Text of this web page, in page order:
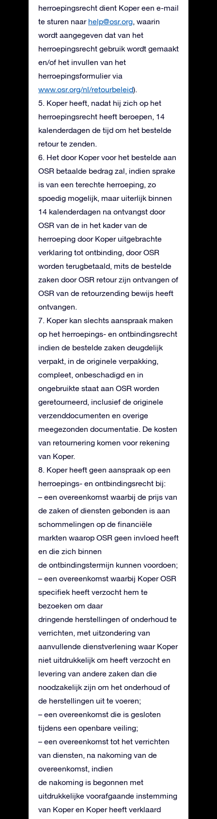
herroepingsrecht dient Koper een e-mail
te sturen naar help@osr.org, waarin
wordt aangegeven dat van het
herroepingsrecht gebruik wordt gemaakt
en/of het invullen van het
herroepingsformulier via
www.osr.org/nl/retourbeleid).
5. Koper heeft, nadat hij zich op het
herroepingsrecht heeft beroepen, 14
kalenderdagen de tijd om het bestelde
retour te zenden.
6. Het door Koper voor het bestelde aan
OSR betaalde bedrag zal, indien sprake
is van een terechte herroeping, zo
spoedig mogelijk, maar uiterlijk binnen
14 kalenderdagen na ontvangst door
OSR van de in het kader van de
herroeping door Koper uitgebrachte
verklaring tot ontbinding, door OSR
worden terugbetaald, mits de bestelde
zaken door OSR retour zijn ontvangen of
OSR van de retourzending bewijs heeft
ontvangen.
7. Koper kan slechts aanspraak maken
op het herroepings- en ontbindingsrecht
indien de bestelde zaken deugdelijk
verpakt, in de originele verpakking,
compleet, onbeschadigd en in
ongebruikte staat aan OSR worden
geretourneerd, inclusief de originele
verzenddocumenten en overige
meegezonden documentatie. De kosten
van retournering komen voor rekening
van Koper.
8. Koper heeft geen aanspraak op een
herroepings- en ontbindingsrecht bij:
– een overeenkomst waarbij de prijs van
de zaken of diensten gebonden is aan
schommelingen op de financiële
markten waarop OSR geen invloed heeft
en die zich binnen
de ontbindingstermijn kunnen voordoen;
– een overeenkomst waarbij Koper OSR
specifiek heeft verzocht hem te
bezoeken om daar
dringende herstellingen of onderhoud te
verrichten, met uitzondering van
aanvullende dienstverlening waar Koper
niet uitdrukkelijk om heeft verzocht en
levering van andere zaken dan die
noodzakelijk zijn om het onderhoud of
de herstellingen uit te voeren;
– een overeenkomst die is gesloten
tijdens een openbare veiling;
– een overeenkomst tot het verrichten
van diensten, na nakoming van de
overeenkomst, indien
de nakoming is begonnen met
uitdrukkelijke voorafgaande instemming
van Koper en Koper heeft verklaard